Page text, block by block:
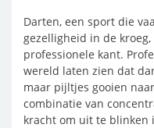
Darten, een sport die
gezelligheid in de
professionele kant.
wereld laten zien dat
maar pijltjes gooien
combinatie van
kracht om uit te blinken